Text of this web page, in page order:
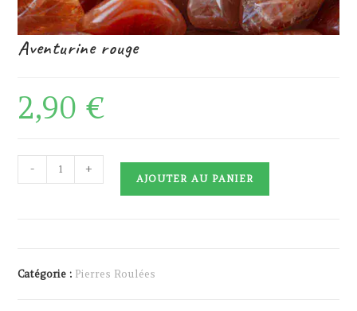
Aventurine rouge
2,90€
quantité
de
- +
AJOUTER AU PANIER
Catégorie : Pierres Roulées